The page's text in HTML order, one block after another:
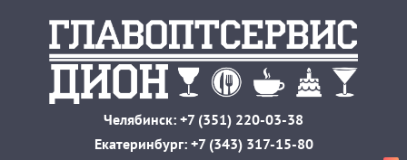
Челябинск: +7 (351) 220-03-38
Екатеринбург: +7 (343) 317-15-80